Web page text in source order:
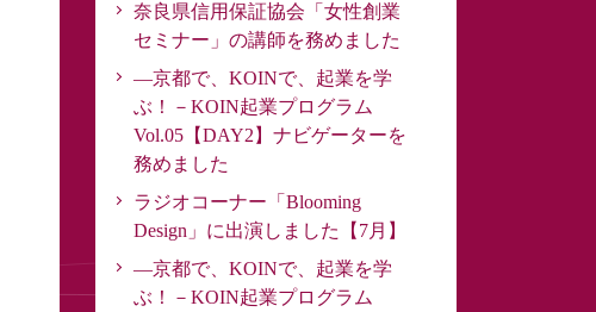
奈良県信用保証協会「女性創業
セミナー」の講師を務めました
―京都で、KOINで、起業を学
ぶ！－KOIN起業プログラム
Vol.05【DAY2】ナビゲーターを
務めました
ラジオコーナー「Blooming
Design」に出演しました【7月】
―京都で、KOINで、起業を学
ぶ！－KOIN起業プログラム